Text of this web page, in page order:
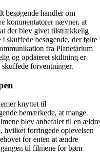
besøgende handler om
kommentatorer nævner, at
der blev givet tilstrækkelig
skuffede besøgende, der følte
fra Planetarium
og opdateret skiltning er
skuffede forventninger.
knyttet til
bemærkede, at mange
blev anbefalet til en ældre
hvilket forringede oplevelsen
for enten at ændre
til filmene for børn